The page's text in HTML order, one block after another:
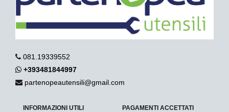
081.19339552
+393481844997
partenopeautensili@gmail.com
INFORMAZIONI UTILI PAGAMENTI ACCETTATI